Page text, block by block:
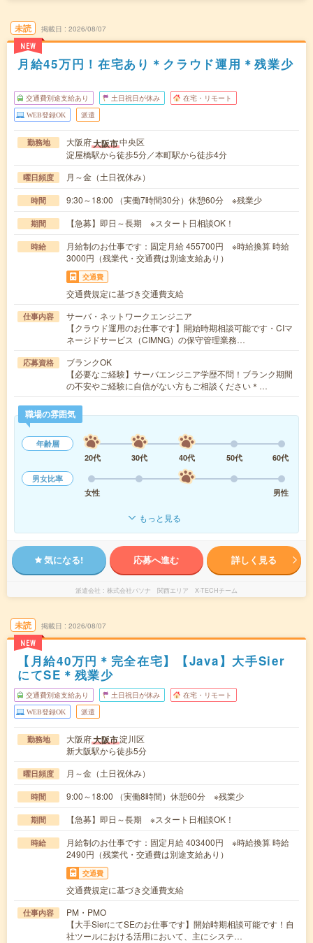
未読
NEW
掲載日 2026/08/07
月給45万円！在宅あり＊クラウド運用＊残業少
交通費別途支給あり 土日祝日が休み 在宅・リモート
WEB登録OK 派遣
勤務地 大阪府大阪市中央区
淀屋橋駅から徒歩5分／本町駅から徒歩4分
曜日頻度 月～金（土日祝休み）
時間 9:30～18:00 （実働7時間30分）休憩60分 ※残業少
期間 【急募】即日～長期 ※スタート日相談OK！
時給
月給制のお仕事です：固定月給 455700円 ※時給換算 時給
3000円（残業代・交通費は別途支給あり）
交通費
交通費規定に基づき交通費支給
仕事内容
サーバ・ネットワークエンジニア
【クラウド運用のお仕事です】開始時期相談可能です・CIマ
ネージドサービス（CIMNG）の保守管理業務…
応募資格
ブランクOK
【必要なご経験】サーバエンジニア学歴不問！ブランク期間
の不安やご経験に自信がない方もご相談ください＊…
職場の雰囲気
年齢層
20代
30代 40代 50代
60代
男女比率
女性
男性
もっと見る
気になる! 応募へ進む 詳しく見る
派遣会社 株式会社パソナ 関西エリア X-TECHチーム
未読
NEW
掲載日 2026/08/07
【月給40万円＊完全在宅】【Java】大手Sier
にてSE＊残業少
交通費別途支給あり 土日祝日が休み 在宅・リモート
WEB登録OK 派遣
勤務地 大阪府大阪市淀川区
新大阪駅から徒歩5分
曜日頻度 月～金（土日祝休み）
時間 9:00～18:00 （実働8時間）休憩60分 ※残業少
期間 【急募】即日～長期 ※スタート日相談OK！
時給
月給制のお仕事です：固定月給 403400円 ※時給換算 時給
2490円（残業代・交通費は別途支給あり）
交通費
交通費規定に基づき交通費支給
仕事内容
PM・PMO
【大手SierにてSEのお仕事です】開始時期相談可能です！自
社ツールにおける活用において、主にシステ…